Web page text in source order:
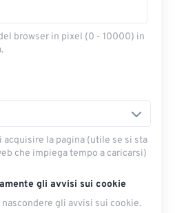
browser in pixel (0 - 10000) in
acquisire la pagina (utile se si sta
che impiega tempo a caricarsi)
gli avvisi sui cookie
gli avvisi sui cookie.